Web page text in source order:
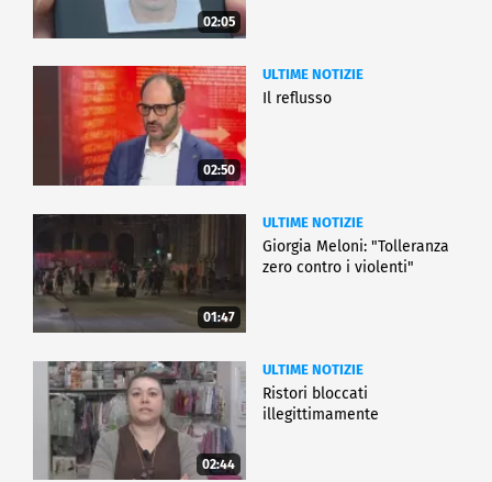
02:05
02:50
ULTIME NOTIZIE
Il reflusso
01:47
ULTIME NOTIZIE
Giorgia Meloni: "Tolleranza
zero contro i violenti"
02:44
ULTIME NOTIZIE
Ristori bloccati
illegittimamente